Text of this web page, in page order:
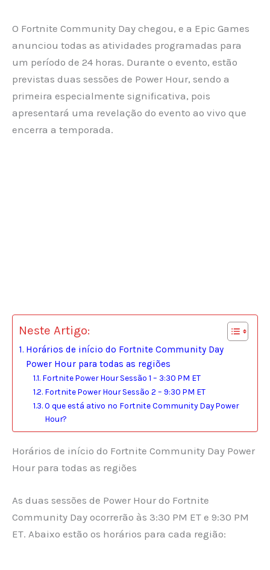
O Fortnite Community Day chegou, e a Epic Games
anunciou todas as atividades programadas para
um período de 24 horas. Durante o evento, estão
previstas duas sessões de Power Hour, sendo a
primeira especialmente significativa, pois
apresentará uma revelação do evento ao vivo que
encerra a temporada.
Neste Artigo:
Horários de início do Fortnite Community Day
Power Hour para todas as regiões
Fortnite Power Hour Sessão 1 – 3:30 PM ET
Fortnite Power Hour Sessão 2 – 9:30 PM ET
O que está ativo no Fortnite Community Day Power
Hour?
Horários de início do Fortnite Community Day Power
Hour para todas as regiões
As duas sessões de Power Hour do Fortnite
Community Day ocorrerão às 3:30 PM ET e 9:30 PM
ET. Abaixo estão os horários para cada região: